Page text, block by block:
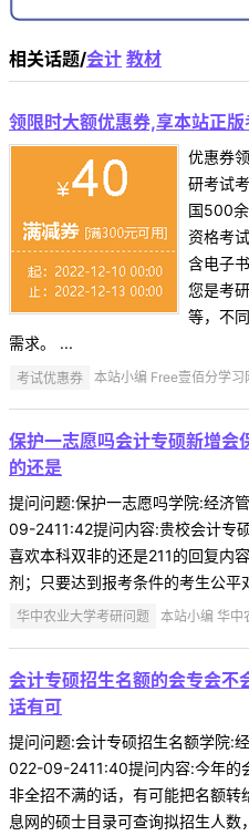
相关话题/会计 教材
领限时大额优惠券,享本站正
优惠券
研考试
国500
资格考
含电子
您是考
等，不
需求。 ...
考试优惠券 本站小编 Free壹佰分学
保护一志愿吗会计专硕新增会
的还是
提问问题:保护一志愿吗学院:经济
09-2411:42提问内容:贵校会计专
喜欢本科双非的还是211的回复内
剂；只要达到报考条件的考生公平
华中农业大学考研问题 本站小编 华
会计专硕招生名额的会专会不
话有可
提问问题:会计专硕招生名额学院:
022-09-2411:40提问内容:今年的
非全招不满的话，有可能把名额
息网的硕士目录可查询拟招生人